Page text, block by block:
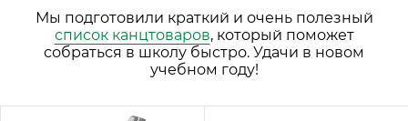
Мы подготовили краткий и очень полезный
список канцтоваров, который поможет
собраться в школу быстро. Удачи в новом
учебном году!